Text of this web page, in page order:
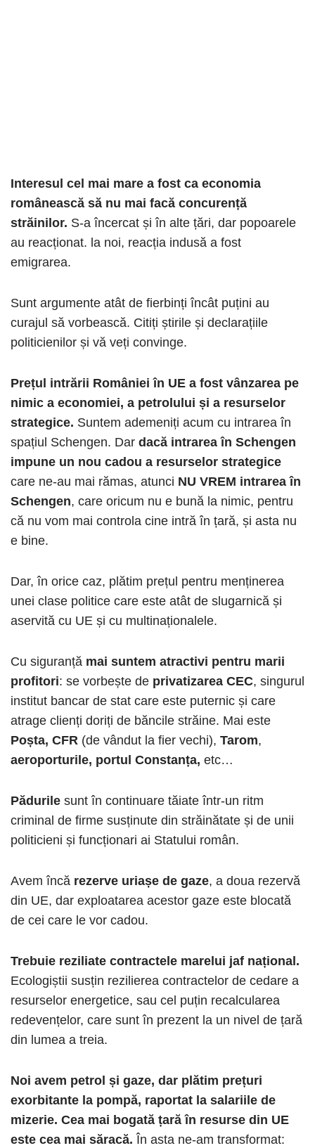
Interesul cel mai mare a fost ca economia
românească să nu mai facă concurență
străinilor. S-a încercat și în alte țări, dar popoarele
au reacționat. la noi, reacția indusă a fost
emigrarea.
Sunt argumente atât de fierbinți încât puțini au
curajul să vorbească. Citiți știrile și declarațiile
politicienilor și vă veți convinge.
Prețul intrării României în UE a fost vânzarea pe
nimic a economiei, a petrolului și a resurselor
strategice. Suntem ademeniți acum cu intrarea în
spațiul Schengen. Dar dacă intrarea în Schengen
impune un nou cadou a resurselor strategice
care ne-au mai rămas, atunci NU VREM intrarea în
Schengen, care oricum nu e bună la nimic, pentru
că nu vom mai controla cine intră în țară, și asta nu
e bine.
Dar, în orice caz, plătim prețul pentru menținerea
unei clase politice care este atât de slugarnică și
aservită cu UE și cu multinaționalele.
Cu siguranță mai suntem atractivi pentru marii
profitori: se vorbește de privatizarea CEC, singurul
institut bancar de stat care este puternic și care
atrage clienți doriți de băncile străine. Mai este
Poșta, CFR (de vândut la fier vechi), Tarom,
aeroporturile, portul Constanța, etc…
Pădurile sunt în continuare tăiate într-un ritm
criminal de firme susținute din străinătate și de unii
politicieni și funcționari ai Statului român.
Avem încă rezerve uriașe de gaze, a doua rezervă
din UE, dar exploatarea acestor gaze este blocată
de cei care le vor cadou.
Trebuie reziliate contractele marelui jaf național.
Ecologiștii susțin rezilierea contractelor de cedare a
resurselor energetice, sau cel puțin recalcularea
redevențelor, care sunt în prezent la un nivel de țară
din lumea a treia.
Noi avem petrol și gaze, dar plătim prețuri
exorbitante la pompă, raportat la salariile de
mizerie. Cea mai bogată țară în resurse din UE
este cea mai săracă. În asta ne-am transformat: